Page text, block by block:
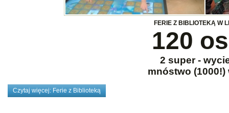
FERIE Z BIBLIOTEKĄ W
120
2 super -
mnóstwo (1000!)
Czytaj więcej: Ferie z Biblioteką